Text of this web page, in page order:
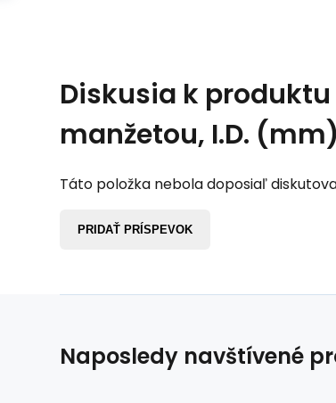
Diskusia k produktu
manžetou, I.D.
Táto položka nebola doposiaľ
PRIDAŤ PRÍSPEVOK
Naposledy navštívené